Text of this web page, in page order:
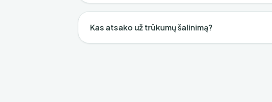
Kas atsako už trūkumų šalinimą?